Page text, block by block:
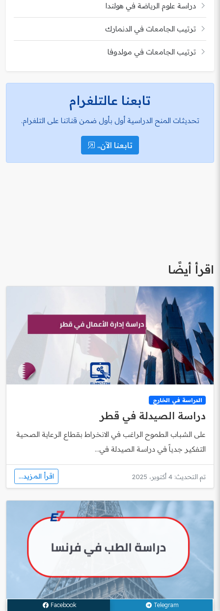
دراسة علوم الرياضة في هولندا
ترتيب الجامعات في الدنمارك
ترتيب الجامعات في مولدوفا
تابعنا عالتلغرام
تحديثات المنح الدراسية أول بأول ضمن قناتنا على التلغرام.
تابعنا الآن..
اقرأ أيضًا
الدراسة في الخارج
دراسة الصيدلة في قطر
على الشباب الطموح الراغب في الانخراط بقطاع الرعاية الصحية
التفكير جدياً في دراسة الصيدلة في...
تم التحديث: 4 أكتوبر، 2025 اقرأ المزيد...
Telegram
Facebook